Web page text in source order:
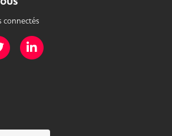
connectés
de Mission Handicap
Page Twitter de Mission Handicap